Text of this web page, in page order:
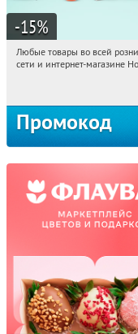
-15%
08:51:28
Любые товары во всей
сети и интернет-магазине
Промокод